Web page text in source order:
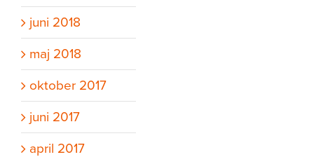
juni 2018
maj 2018
oktober 2017
juni 2017
april 2017